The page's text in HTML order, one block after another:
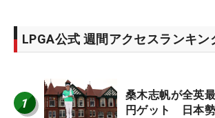
LPGA公式 週間アクセスランキン
1
桑木志帆が全英
円ゲット 日本